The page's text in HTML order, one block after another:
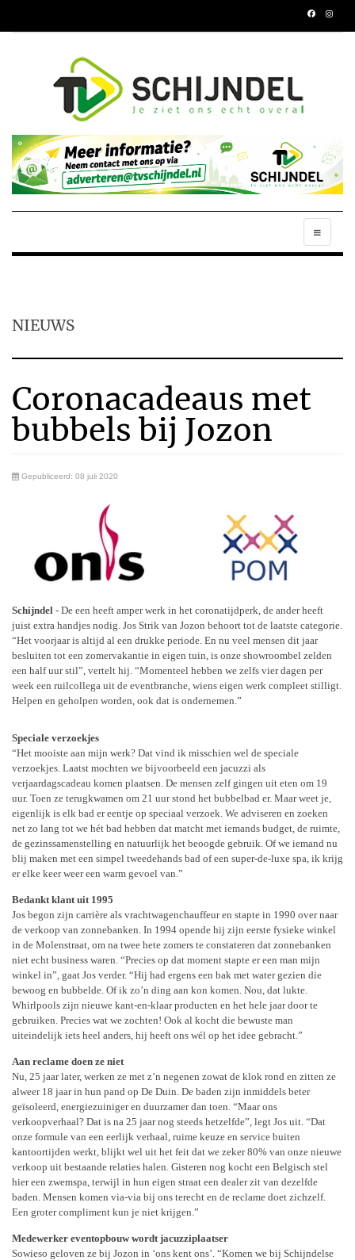
NIEUWS
Coronacadeaus met
bubbels bij Jozon
Gepubliceerd: 08 juli 2020
Schijndel - De een heeft amper werk in het coronatijdperk, de ander heeft
juist extra handjes nodig. Jos Strik van Jozon behoort tot de laatste categorie.
“Het voorjaar is altijd al een drukke periode. En nu veel mensen dit jaar
besluiten tot een zomervakantie in eigen tuin, is onze showroombel zelden
een half uur stil”, vertelt hij. “Momenteel hebben we zelfs vier dagen per
week een ruilcollega uit de eventbranche, wiens eigen werk compleet stilligt.
Helpen en geholpen worden, ook dat is ondernemen.”
Speciale verzoekjes
“Het mooiste aan mijn werk? Dat vind ik misschien wel de speciale
verzoekjes. Laatst mochten we bijvoorbeeld een jacuzzi als
verjaardagscadeau komen plaatsen. De mensen zelf gingen uit eten om 19
uur. Toen ze terugkwamen om 21 uur stond het bubbelbad er. Maar weet je,
eigenlijk is elk bad er eentje op speciaal verzoek. We adviseren en zoeken
net zo lang tot we hét bad hebben dat matcht met iemands budget, de ruimte,
de gezinssamenstelling en natuurlijk het beoogde gebruik. Of we iemand nu
blij maken met een simpel tweedehands bad of een super-de-luxe spa, ik krijg
er elke keer weer een warm gevoel van.”
Bedankt klant uit 1995
Jos begon zijn carrière als vrachtwagenchauffeur en stapte in 1990 over naar
de verkoop van zonnebanken. In 1994 opende hij zijn eerste fysieke winkel
in de Molenstraat, om na twee hete zomers te constateren dat zonnebanken
niet echt business waren. “Precies op dat moment stapte er een man mijn
winkel in”, gaat Jos verder. “Hij had ergens een bak met water gezien die
bewoog en bubbelde. Of ik zo’n ding aan kon komen. Nou, dat lukte.
Whirlpools zijn nieuwe kant-en-klaar producten en het hele jaar door te
gebruiken. Precies wat we zochten! Ook al kocht die bewuste man
uiteindelijk iets heel anders, hij heeft ons wél op het idee gebracht.”
Aan reclame doen ze niet
Nu, 25 jaar later, werken ze met z’n negenen zowat de klok rond en zitten ze
alweer 18 jaar in hun pand op De Duin. De baden zijn inmiddels beter
geïsoleerd, energiezuiniger en duurzamer dan toen. “Maar ons
verkoopverhaal? Dat is na 25 jaar nog steeds hetzelfde”, legt Jos uit. “Dat
onze formule van een eerlijk verhaal, ruime keuze en service buiten
kantoortijden werkt, blijkt wel uit het feit dat we zeker 80% van onze nieuwe
verkoop uit bestaande relaties halen. Gisteren nog kocht een Belgisch stel
hier een zwemspa, terwijl in hun eigen straat een dealer zit van dezelfde
baden. Mensen komen via-via bij ons terecht en de reclame doet zichzelf.
Een groter compliment kun je niet krijgen.”
Medewerker eventopbouw wordt jacuzziplaatser
Sowieso geloven ze bij Jozon in ‘ons kent ons’. “Komen we bij Schijndelse